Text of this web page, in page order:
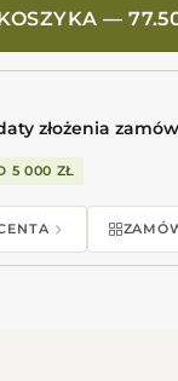
—
złożenia
5 000 ZŁ